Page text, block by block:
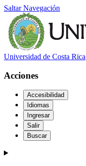
Saltar Navegación
Universidad de Costa Rica
Acciones
Accesibilidad
Idiomas
Ingresar
Salir
Buscar